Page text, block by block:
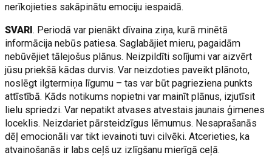
nerīkojieties sakāpinātu emociju iespaidā.
SVARI. Periodā var pienākt dīvaina ziņa, kurā minētā
informācija nebūs patiesa. Saglabājiet mieru, pagaidām
nebūvējiet tālejošus plānus. Neizpildīti solījumi var aizvērt
jūsu priekšā kādas durvis. Var neizdoties paveikt plānoto,
noslēgt ilgtermiņa līgumu – tas var būt pagrieziena punkts
attīstībā. Kāds notikums nopietni var mainīt plānus, izjutīsit
lielu spriedzi. Var nepatikt atvases atvestais jaunais ģimenes
loceklis. Neizdariet pārsteidzīgus lēmumus. Nesaprašanās
dēļ emocionāli var tikt ievainoti tuvi cilvēki. Atcerieties, ka
atvainošanās ir labs ceļš uz izlīgšanu mierīgā ceļā.